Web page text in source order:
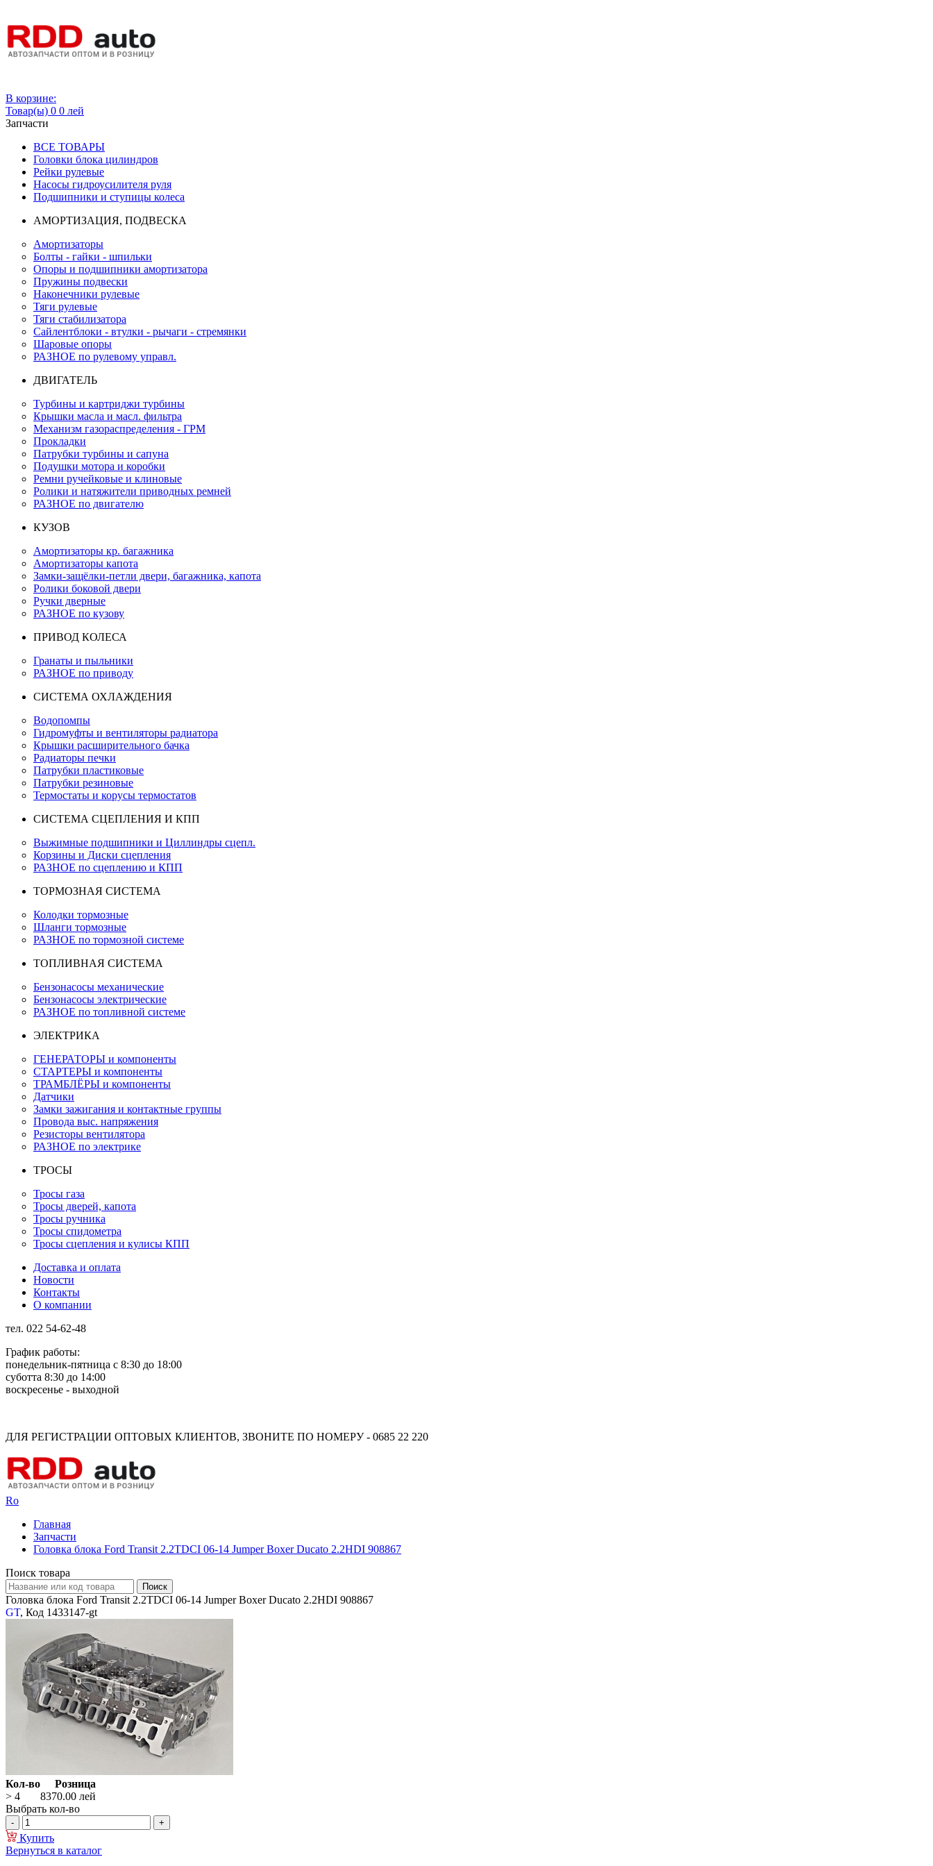
В корзине:
Товар(ы) 0 0 лей
Запчасти
ВСЕ ТОВАРЫ
Головки блока цилиндров
Рейки рулевые
Насосы гидроусилителя руля
Подшипники и ступицы колеса
АМОРТИЗАЦИЯ, ПОДВЕСКА
Амортизаторы
Болты - гайки - шпильки
Опоры и подшипники амортизатора
Пружины подвески
Наконечники рулевые
Тяги рулевые
Тяги стабилизатора
Сайлентблоки - втулки - рычаги - стремянки
Шаровые опоры
РАЗНОЕ по рулевому управл.
ДВИГАТЕЛЬ
Турбины и картриджи турбины
Крышки масла и масл. фильтра
Механизм газораспределения - ГРМ
Прокладки
Патрубки турбины и сапуна
Подушки мотора и коробки
Ремни ручейковые и клиновые
Ролики и натяжители приводных ремней
РАЗНОЕ по двигателю
КУЗОВ
Амортизаторы кр. багажника
Амортизаторы капота
Замки-защёлки-петли двери, багажника, капота
Ролики боковой двери
Ручки дверные
РАЗНОЕ по кузову
ПРИВОД КОЛЕСА
Гранаты и пыльники
РАЗНОЕ по приводу
СИСТЕМА ОХЛАЖДЕНИЯ
Водопомпы
Гидромуфты и вентиляторы радиатора
Крышки расширительного бачка
Радиаторы печки
Патрубки пластиковые
Патрубки резиновые
Термостаты и корусы термостатов
СИСТЕМА СЦЕПЛЕНИЯ И КПП
Выжимные подшипники и Циллиндры сцепл.
Корзины и Диски сцепления
РАЗНОЕ по сцеплению и КПП
ТОРМОЗНАЯ СИСТЕМА
Колодки тормозные
Шланги тормозные
РАЗНОЕ по тормозной системе
ТОПЛИВНАЯ СИСТЕМА
Бензонасосы механические
Бензонасосы электрические
РАЗНОЕ по топливной системе
ЭЛЕКТРИКА
ГЕНЕРАТОРЫ и компоненты
СТАРТЕРЫ и компоненты
ТРАМБЛЁРЫ и компоненты
Датчики
Замки зажигания и контактные группы
Провода выс. напряжения
Резисторы вентилятора
РАЗНОЕ по электрике
ТРОСЫ
Тросы газа
Тросы дверей, капота
Тросы ручника
Тросы спидометра
Тросы сцепления и кулисы КПП
Доставка и оплата
Новости
Контакты
О компании
тел. 022 54-62-48
График работы:
понедельник-пятница с 8:30 до 18:00
суботта 8:30 до 14:00
воскресенье - выходной
ДЛЯ РЕГИСТРАЦИИ ОПТОВЫХ КЛИЕНТОВ, ЗВОНИТЕ ПО НОМЕРУ - 0685 22 220
Ro
Главная
Запчасти
Головка блока Ford Transit 2.2TDCI 06-14 Jumper Boxer Ducato 2.2HDI 908867
Поиск товара
Головка блока Ford Transit 2.2TDCI 06-14 Jumper Boxer Ducato 2.2HDI 908867
GT, Код 1433147-gt
Кол-во
Розница
> 4
8370.00 лей
Выбрать кол-во
Купить
Вернуться в каталог